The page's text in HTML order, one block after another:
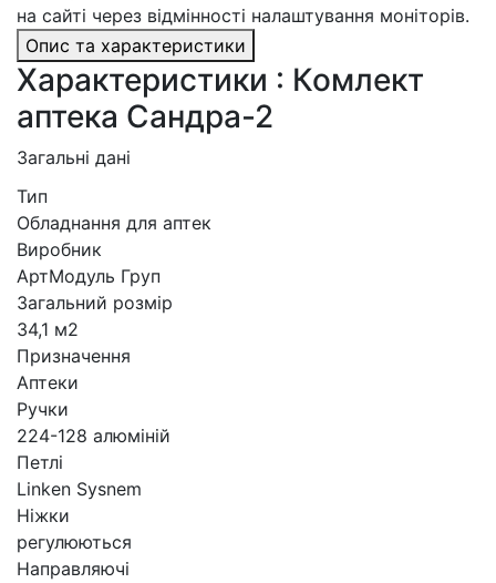
на сайті через відмінності налаштування моніторів.
Опис та характеристики
Характеристики : Комлект
аптека Сандра-2
Загальні дані
Тип
Обладнання для аптек
Виробник
АртМодуль Груп
Загальний розмір
34,1 м2
Призначення
Аптеки
Ручки
224-128 алюміній
Петлі
Linken Sysnem
Ніжки
регулюються
Направляючі